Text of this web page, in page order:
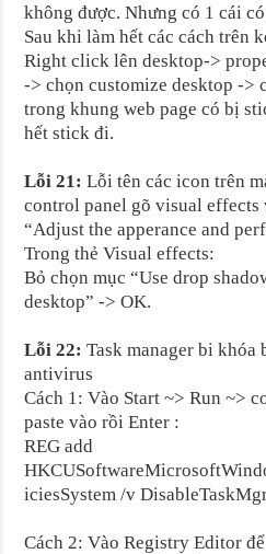
không được. Nhưng có 1 cái
Sau khi làm hết các cách trên
Right click lên desktop->
-> chọn customize desktop ->
trong khung web page có bị
hết stick đi.
Lỗi 21: Lỗi tên các icon trên
control panel gõ visual effects
“Adjust the apperance and
Trong thẻ Visual effects:
Bỏ chọn mục “Use drop
desktop” -> OK.
Lỗi 22: Task manager bi
antivirus
Cách 1: Vào Start ~> Run ~>
paste vào rồi Enter :
REG add
iciesSystem /v
Cách 2: Vào Registry Editor